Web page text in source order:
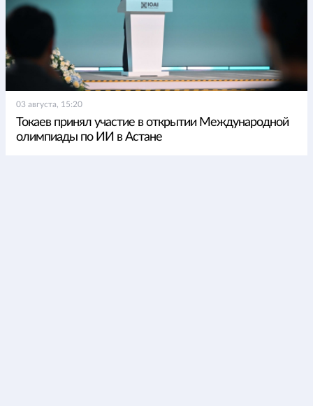
03 августа, 15:20
Токаев принял участие в открытии Международной
олимпиады по ИИ в Астане